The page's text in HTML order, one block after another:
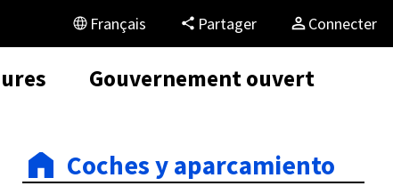
Français Partager Connecter
Gouvernement ouvert
Coches y aparcamiento